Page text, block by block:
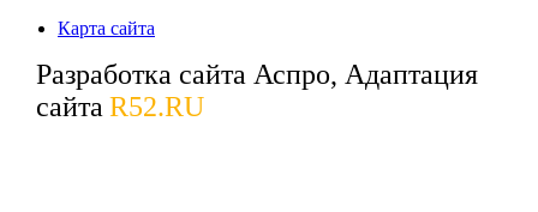
Карта сайта
Разработка сайта Аспро, Адаптация
сайта R52.RU